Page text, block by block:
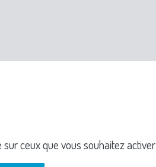
ceux que vous souhaitez activer